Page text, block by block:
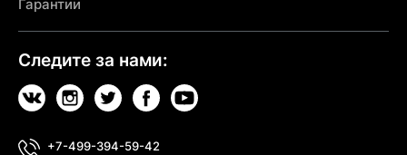
Гарантии
Следите за нами:
+7-499-394-59-42